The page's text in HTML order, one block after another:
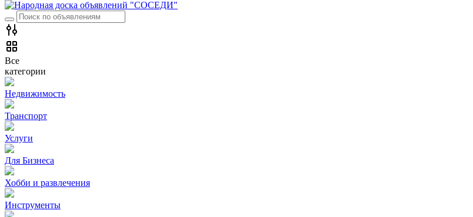
Все
категории
Недвижимость
Транспорт
Услуги
Для Бизнеса
Хобби и развлечения
Инструменты